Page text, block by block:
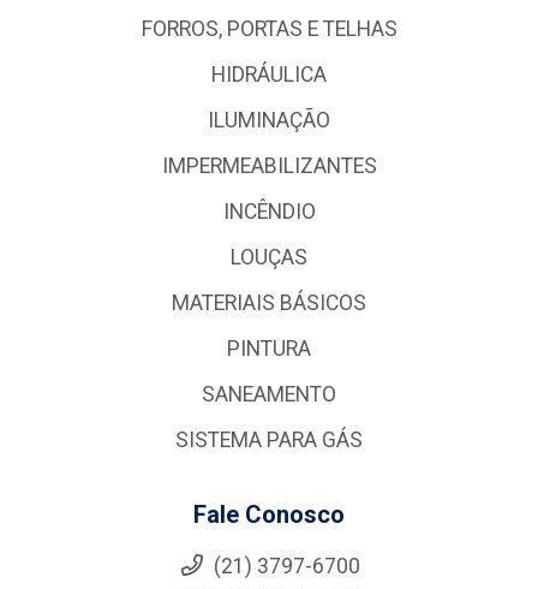
FORROS, PORTAS E TELHAS
HIDRÁULICA
ILUMINAÇÃO
IMPERMEABILIZANTES
INCÊNDIO
LOUÇAS
MATERIAIS BÁSICOS
PINTURA
SANEAMENTO
SISTEMA PARA GÁS
Fale Conosco
(21) 3797-6700